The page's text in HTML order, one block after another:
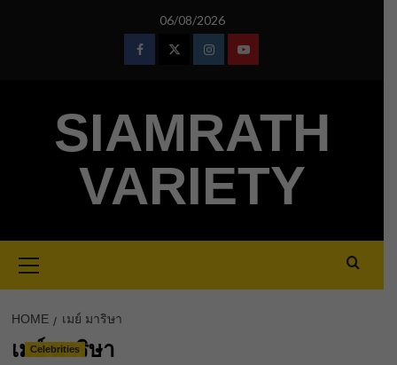
06/08/2026
FacebookTwitterInstagramYoutube
SIAMRATH
VARIETY
Menu
HOME เมย์ มาริษา
เมย์ มาริษา
Celebrities